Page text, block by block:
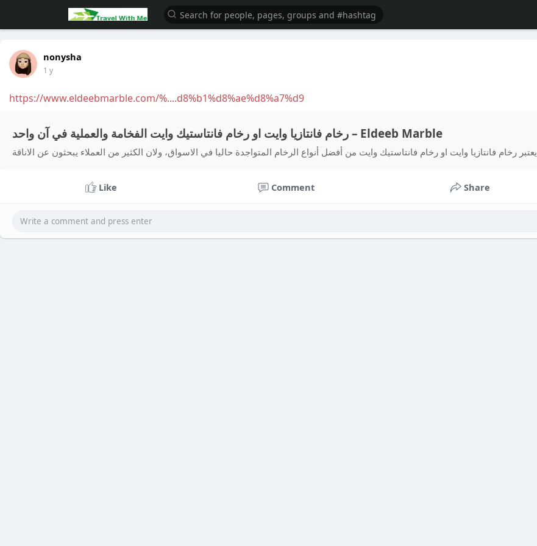
nonysha
1 y
https://www.eldeebmarble.com/%....d8%b1%d8%ae%d8%a7%d9
رخام فانتازيا وايت او رخام فانتاستيك وايت الفخامة والعملية في آن واحد – Eldeeb Marble
يعتبر رخام فانتازيا وايت او رخام فانتاستيك وايت من أفضل أنواع الرخام المتواجدة حاليا في الاسواق، ولان الكثير من العملاء يبحثون عن الاناقة
Like Comment Share